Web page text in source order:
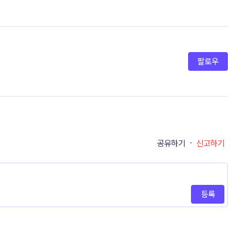
팔로우
공유하기 · 신고하기
등록